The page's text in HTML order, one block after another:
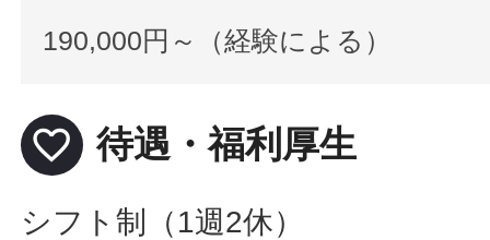
190,000円～（経験による）
favorite_border 待遇・福利厚生
シフト制（1週2休）